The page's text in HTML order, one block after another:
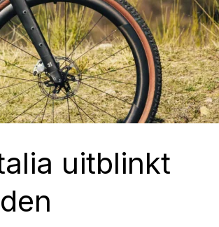
uitblinkt